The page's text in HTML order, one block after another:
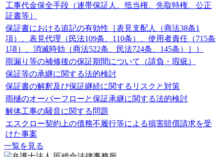
工事代金保全手段（連帯保証人、抵当権、先取特権、公正
証書等）
保証書における追記の有効性［表見支配人（商法38条1
項）、表見代理（民法109条、110条）、使用者責任（715条
1項）、消滅時効（商法522条、民法724条、145条）］）
雨漏り等の補修後の保証期間について（請負・瑕疵）
保証等の承継に関する法的検討
保証書の解釈及び保証継続に関するリスクと対策
雨樋のオーバーフローと保証承継に関する法的検討
解体工事の騒音に関する問題
エスクロー契約上の債務不履行等による損害賠償請求を受
けた事案
一覧を見る